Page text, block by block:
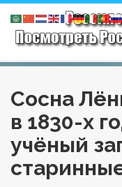
Сосна
в 1830-х
учёный